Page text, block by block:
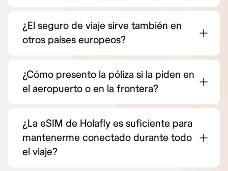
¿El seguro de viaje sirve también en
otros países europeos?
¿Cómo presento la póliza si la piden en
el aeropuerto o en la frontera?
¿La eSIM de Holafly es suficiente para
mantenerme conectado durante todo
el viaje?